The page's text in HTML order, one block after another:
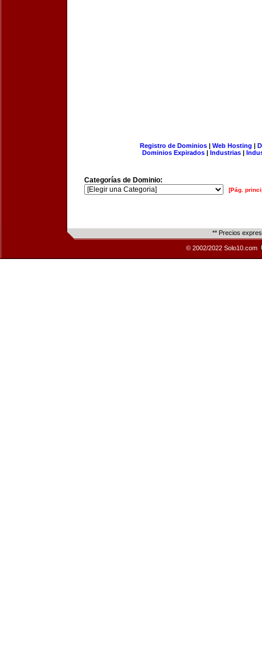
Registro de Dominios| Web Hosting |
Dominios Expirados | Industrias |
Categorías de Dominio:
[Pág.
** Precios
© 2002/2022 Solo10.com